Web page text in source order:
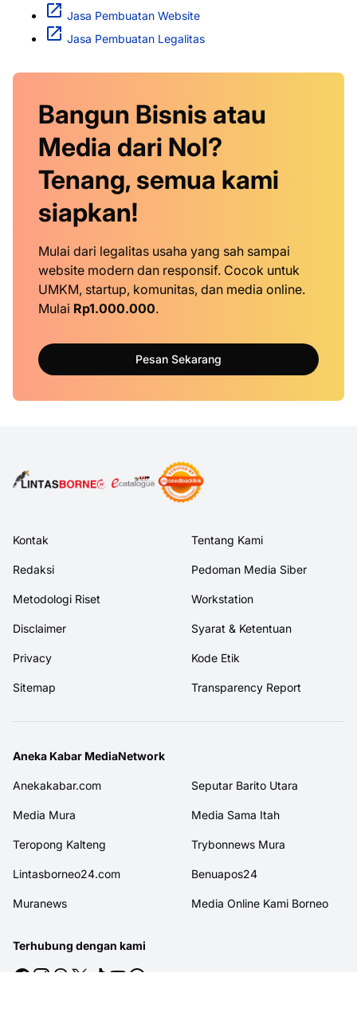
Jasa Pembuatan Website
Jasa Pembuatan Legalitas
Bangun Bisnis atau
Media dari Nol?
Tenang, semua kami
siapkan!
Mulai dari legalitas usaha yang sah sampai
website modern dan responsif. Cocok untuk
UMKM, startup, komunitas, dan media online.
Mulai Rp1.000.000.
Pesan Sekarang
Kontak Tentang Kami
Redaksi Pedoman Media Siber
Metodologi Riset Workstation
Disclaimer Syarat & Ketentuan
Privacy Kode Etik
Sitemap Transparency Report
Aneka Kabar MediaNetwork
Anekakabar.com Seputar Barito Utara
Media Mura Media Sama Itah
Teropong Kalteng Trybonnews Mura
Lintasborneo24.com Benuapos24
Muranews Media Online Kami Borneo
Terhubung dengan kami